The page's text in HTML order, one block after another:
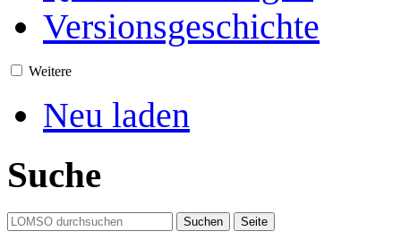
Versionsgeschichte
Weitere
Neu laden
Suche